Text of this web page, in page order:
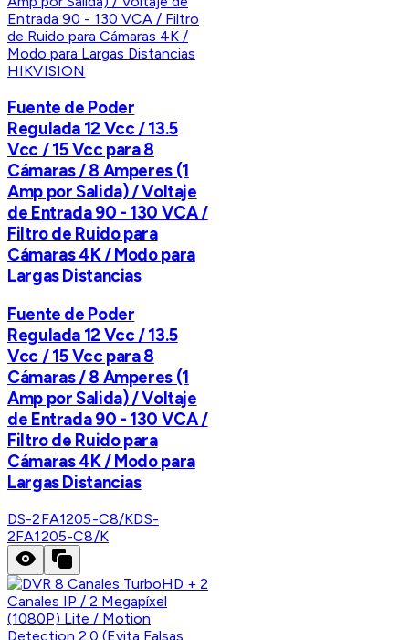
HIKVISION
Fuente de Poder
Regulada 12 Vcc / 13.5
Vcc / 15 Vcc para 8
Cámaras / 8 Amperes (1
Amp por Salida) / Voltaje
de Entrada 90 - 130 VCA /
Filtro de Ruido para
Cámaras 4K / Modo para
Largas Distancias
Fuente de Poder
Regulada 12 Vcc / 13.5
Vcc / 15 Vcc para 8
Cámaras / 8 Amperes (1
Amp por Salida) / Voltaje
de Entrada 90 - 130 VCA /
Filtro de Ruido para
Cámaras 4K / Modo para
Largas Distancias
DS-2FA1205-C8/KDS-
2FA1205-C8/K